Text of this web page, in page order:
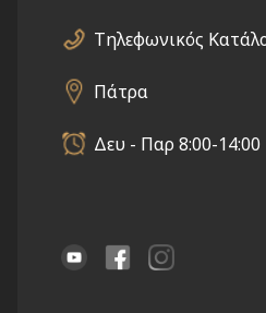
Τηλεφωνικός
Πάτρα
Δευ - Παρ 8:00-14:00